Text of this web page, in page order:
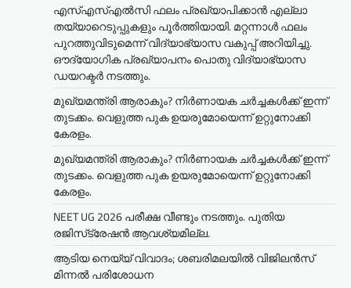
എസ്എസ്എൽസി ഫലം പ്രഖ്യാപിക്കാൻ എല്ലാ
തയ്യാറെടുപ്പുകളും പൂർത്തിയായി. മറ്റന്നാള്‍ ഫലം
പുറത്തുവിടുമെന്ന് വിദ്യാഭ്യാസ വകുപ്പ് അറിയിച്ചു.
ഔദ്യോഗിക പ്രഖ്യാപനം പൊതു വിദ്യാഭ്യാസ
ഡയറക്ടർ നടത്തും.
മുഖ്യമന്ത്രി ആരാകും? നിർണായക ചർച്ചകൾക്ക് ഇന്ന്
തുടക്കം. വെളുത്ത പുക ഉയരുമോയെന്ന് ഉറ്റുനോക്കി
കേരളം.
മുഖ്യമന്ത്രി ആരാകും? നിർണായക ചർച്ചകൾക്ക് ഇന്ന്
തുടക്കം. വെളുത്ത പുക ഉയരുമോയെന്ന് ഉറ്റുനോക്കി
കേരളം.
NEET UG 2026 പരീക്ഷ വീണ്ടും നടത്തും. പുതിയ
രജിസ്‌ട്രേഷൻ ആവശ്യമില്ല.
ആടിയ നെയ്യ് വിവാദം; ശബരിമലയില്‍ വിജിലന്‍സ്
മിന്നല്‍ പരിശോധന